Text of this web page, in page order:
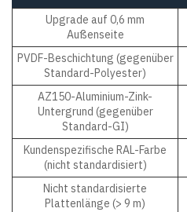
Upgrade auf 0,6 mm
Außenseite
PVDF-Beschichtung (gegenüber
Standard-Polyester)
AZ150-Aluminium-Zink-
Untergrund (gegenüber
Standard-GI)
Kundenspezifische RAL-Farbe
(nicht standardisiert)
Nicht standardisierte
Plattenlänge (> 9 m)